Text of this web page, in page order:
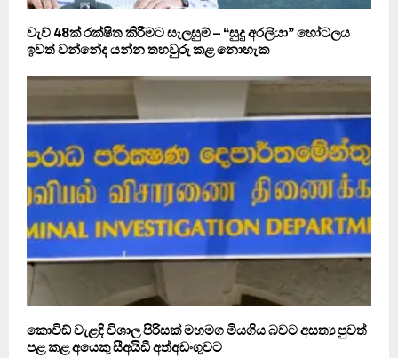
වැව් 48ක් රක්ෂිත කිරීමට සැලසුම් – “සුදු අරලියා” හෝටලය
ඉවත් වන්නේද යන්න තහවුරු කළ නොහැක
කොවිඞ් වැළඳි විශාල පිරිසක් මහමග මියගිය බවට අසත්‍ය පුවත්
පළ කළ අයෙකු සීඅයිඞී අත්අඩංගුවට